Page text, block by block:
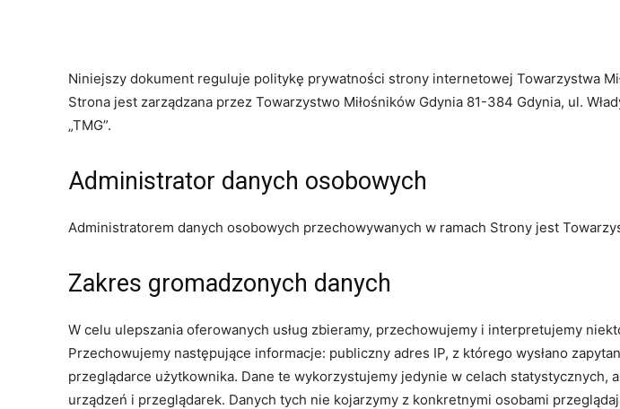
Niniejszy dokument reguluje politykę prywatności strony internetowej Towarzystwa
Strona jest zarządzana przez Towarzystwo Miłośników Gdynia 81-384 Gdynia, ul.
„TMG”.
Administrator danych osobowych
Administratorem danych osobowych przechowywanych w ramach Strony jest
Zakres gromadzonych danych
W celu ulepszania oferowanych usług zbieramy, przechowujemy i interpretujemy
Przechowujemy następujące informacje: publiczny adres IP, z którego wysłano
przeglądarce użytkownika. Dane te wykorzystujemy jedynie w celach
urządzeń i przeglądarek. Danych tych nie kojarzymy z konkretnymi osobami